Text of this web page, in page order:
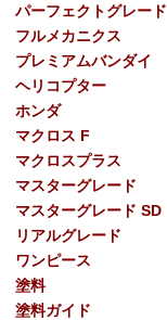
パーフェクトグレード
フルメカニクス
プレミアムバンダイ
ヘリコプター
ホンダ
マクロス F
マクロスプラス
マスターグレード
マスターグレード SD
リアルグレード
ワンピース
塗料
塗料ガイド